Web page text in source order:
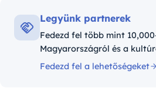
Legyünk partnerek
Fedezd fel több mint
Magyarországról és a
Fedezd fel a lehetőségeket